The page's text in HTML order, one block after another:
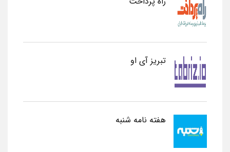
تبریز آی او
هفته نامه شنبه